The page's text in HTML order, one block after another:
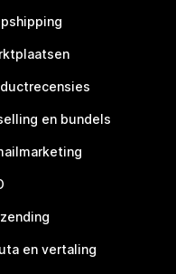
en bundels
en vertaling